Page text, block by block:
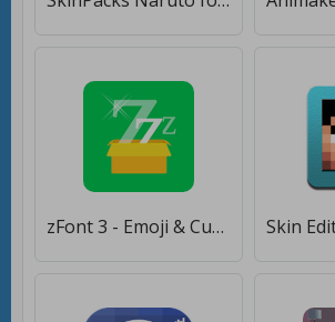
zFont 3 - Emoji & Custom Font Changer [No ROOT] [Premium]